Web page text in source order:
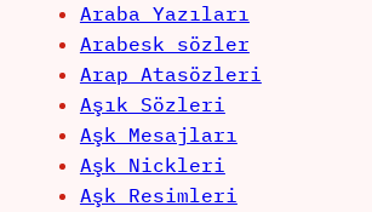
Araba Yazıları
Arabesk sözler
Arap Atasözleri
Aşık Sözleri
Aşk Mesajları
Aşk Nickleri
Aşk Resimleri